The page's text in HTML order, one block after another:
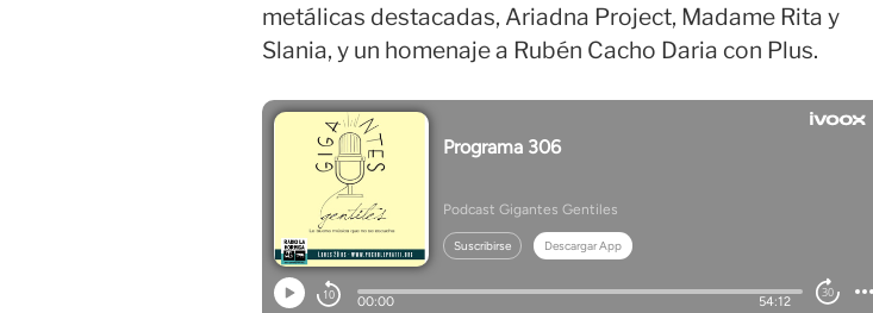
metálicas destacadas, Ariadna Project, Madame Rita y
Slania, y un homenaje a Rubén Cacho Daria con Plus.